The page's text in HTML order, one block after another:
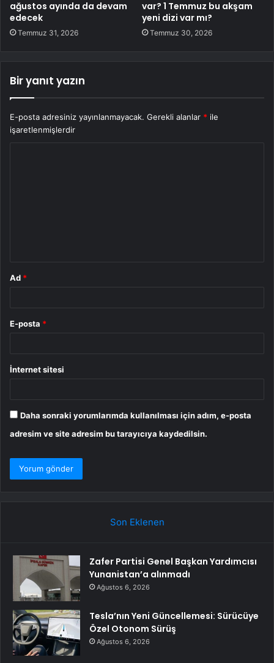
ağustos ayında da devam
edecek
Temmuz 31, 2026
var? 1 Temmuz bu akşam
yeni dizi var mı?
Temmuz 30, 2026
Bir yanıt yazın
E-posta adresiniz yayınlanmayacak. Gerekli alanlar * ile
işaretlenmişlerdir
Ad *
E-posta *
İnternet sitesi
Daha sonraki yorumlarımda kullanılması için adım, e-posta
adresim ve site adresim bu tarayıcıya kaydedilsin.
Son Eklenen
Zafer Partisi Genel Başkan Yardımcısı
Yunanistan’a alınmadı
Ağustos 6, 2026
Tesla’nın Yeni Güncellemesi: Sürücüye
Özel Otonom Sürüş
Ağustos 6, 2026